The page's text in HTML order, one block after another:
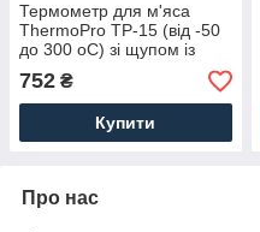
Термометр для м'яса
ThermoPro TP-15 (від -50
до 300 oC) зі щупом із
неіржавкої сталі в
водонепроникному
корпусі
752 ₴
Купити
Про нас